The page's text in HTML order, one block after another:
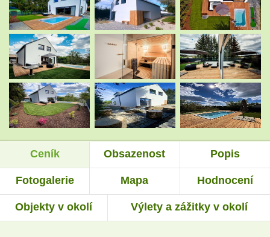
Ceník Obsazenost Popis
Fotogalerie Mapa Hodnocení
Objekty v okolí Výlety a zážitky v okolí